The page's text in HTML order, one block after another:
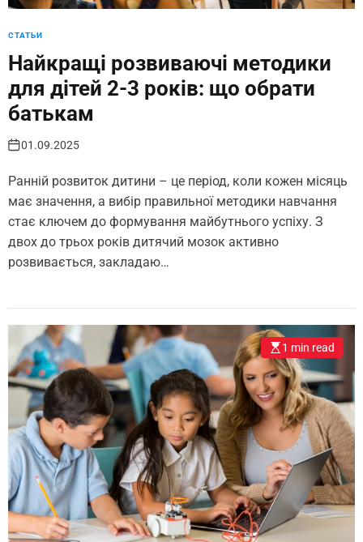
СТАТЬИ
Найкращі розвиваючі методики
для дітей 2-3 років: що обрати
батькам
01.09.2025
Ранній розвиток дитини – це період, коли кожен місяць
має значення, а вибір правильної методики навчання
стає ключем до формування майбутнього успіху. З
двох до трьох років дитячий мозок активно
розвивається, закладаю…
1 min read